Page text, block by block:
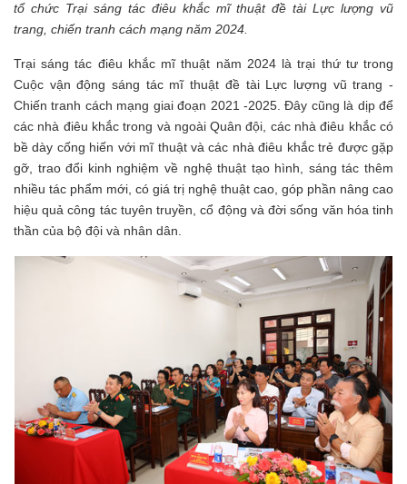
tổ chức Trại sáng tác điêu khắc mĩ thuật đề tài Lực lượng vũ
trang, chiến tranh cách mạng năm 2024.
Trại sáng tác điêu khắc mĩ thuật năm 2024 là trại thứ tư trong
Cuộc vận động sáng tác mĩ thuật đề tài Lực lượng vũ trang -
Chiến tranh cách mạng giai đoạn 2021 -2025. Đây cũng là dịp để
các nhà điêu khắc trong và ngoài Quân đội, các nhà điêu khắc có
bề dày cống hiến với mĩ thuật và các nhà điêu khắc trẻ được gặp
gỡ, trao đổi kinh nghiệm về nghệ thuật tạo hình, sáng tác thêm
nhiều tác phẩm mới, có giá trị nghệ thuật cao, góp phần nâng cao
hiệu quả công tác tuyên truyền, cổ động và đời sống văn hóa tinh
thần của bộ đội và nhân dân.